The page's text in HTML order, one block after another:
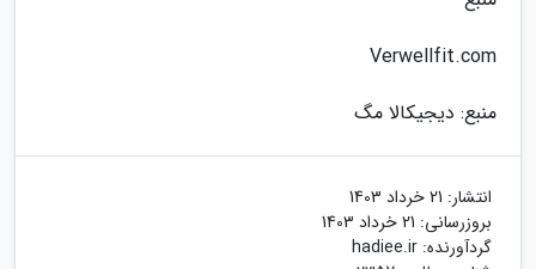
Verwellfit.com
منبع: دیجیکالا مگ
انتشار: 21 خرداد 1403
بروزرسانی: 21 خرداد 1403
گردآورنده: hadiee.ir